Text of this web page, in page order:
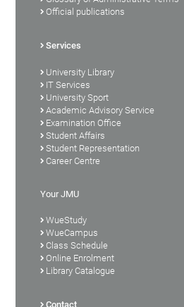
Official publications
Services
University Library
IT Services
University Sport
Academic Advisory Service
Examination Office
Student Affairs
Student Representation
Career Centre
Your JMU
WueStudy
WueCampus
Class Schedule
Online Enrolment
Library Catalogue
Contact